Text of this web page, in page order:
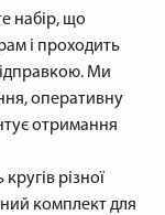
набір, що
і проходить
Ми
оперативну
отримання
різної
комплект для